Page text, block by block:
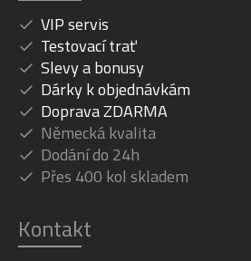
VIP servis
Testovací trať
Slevy a bonusy
Dárky k objednávkám
Doprava ZDARMA
Německá kvalita
Dodání do 24h
Přes 400 kol skladem
Kontakt